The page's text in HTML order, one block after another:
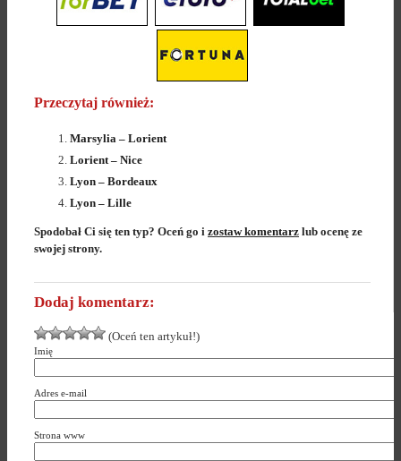
Przeczytaj również:
Marsylia – Lorient
Lorient – Nice
Lyon – Bordeaux
Lyon – Lille
Spodobał Ci się ten typ? Oceń go i zostaw komentarz lub ocenę ze
swojej strony.
Dodaj komentarz:
(Oceń ten artykuł!)
Imię
Adres e-mail
Strona www